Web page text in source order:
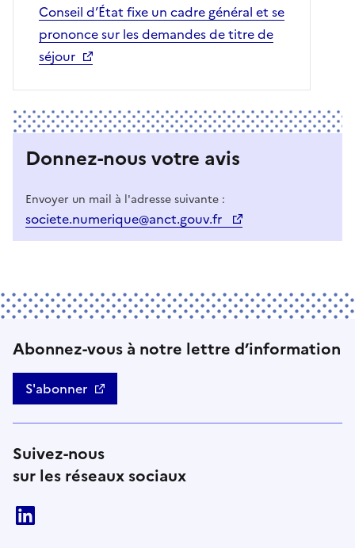
Conseil d’État fixe un cadre général et se
prononce sur les demandes de titre de
séjour
Donnez-nous votre avis
Envoyer un mail à l'adresse suivante :
societe.numerique@anct.gouv.fr
Abonnez-vous à notre lettre d’information
S'abonner
Suivez-nous
sur les réseaux sociaux